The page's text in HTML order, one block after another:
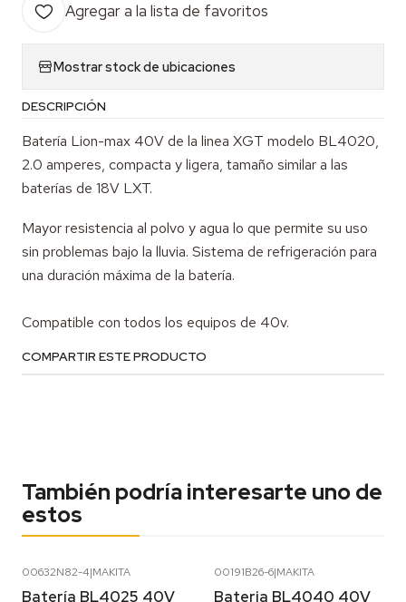
Agregar a la lista de favoritos
Mostrar stock de ubicaciones
DESCRIPCIÓN
Batería Lion-max 40V de la linea XGT modelo BL4020,
2.0 amperes, compacta y ligera, tamaño similar a las
baterías de 18V LXT.
Mayor resistencia al polvo y agua lo que permite su uso
sin problemas bajo la lluvia. Sistema de refrigeración para
una duración máxima de la batería.
Compatible con todos los equipos de 40v.
COMPARTIR ESTE PRODUCTO
También podría interesarte uno de
estos
00632N82-4|MAKITA
Batería BL4025 40V
00191B26-6|MAKITA
Bateria BL4040 40V